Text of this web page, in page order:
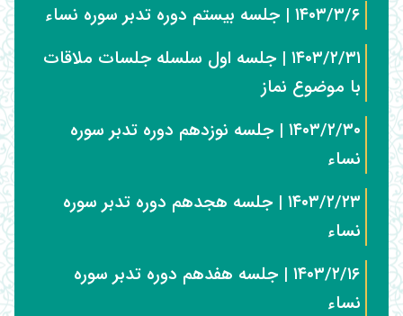
۱۴۰۳/۳/۶ | جلسه بیستم دوره تدبر سوره نساء
۱۴۰۳/۲/۳۱ | جلسه اول سلسله جلسات ملاقات
با موضوع نماز
۱۴۰۳/۲/۳۰ | جلسه نوزدهم دوره تدبر سوره
نساء
۱۴۰۳/۲/۲۳ | جلسه هجدهم دوره تدبر سوره
نساء
۱۴۰۳/۲/۱۶ | جلسه هفدهم دوره تدبر سوره
نساء